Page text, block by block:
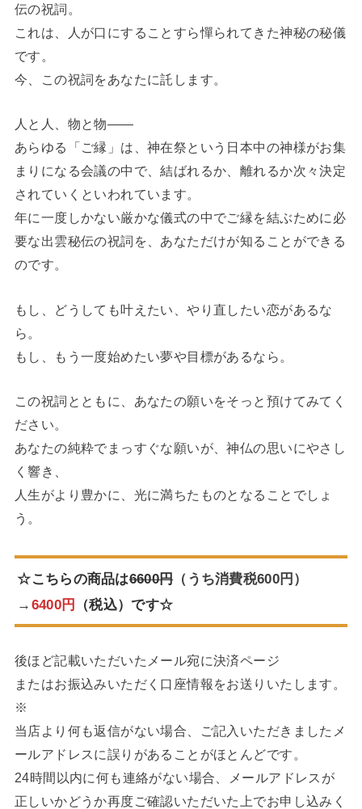
伝の祝詞。
これは、人が口にすることすら憚られてきた神秘の秘儀
です。
今、この祝詞をあなたに託します。
人と人、物と物――
あらゆる「ご縁」は、神在祭という日本中の神様がお集
まりになる会議の中で、結ばれるか、離れるか次々決定
されていくといわれています。
年に一度しかない厳かな儀式の中でご縁を結ぶために必
要な出雲秘伝の祝詞を、あなただけが知ることができる
のです。
もし、どうしても叶えたい、やり直したい恋があるな
ら。
もし、もう一度始めたい夢や目標があるなら。
この祝詞とともに、あなたの願いをそっと預けてみてく
ださい。
あなたの純粋でまっすぐな願いが、神仏の思いにやさし
く響き、
人生がより豊かに、光に満ちたものとなることでしょ
う。
☆こちらの商品は6600円（うち消費税600円）
→ 6400円 （税込）です☆
後ほど記載いただいたメール宛に決済ページ
またはお振込みいただく口座情報をお送りいたします。
※
当店より何も返信がない場合、ご記入いただきましたメ
ールアドレスに誤りがあることがほとんどです。
24時間以内に何も連絡がない場合、メールアドレスが
正しいかどうか再度ご確認いただいた上でお申し込みく